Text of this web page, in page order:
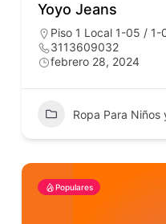
Yoyo Jeans
Piso 1 Local 1-05 /
3113609032
febrero 28, 2024
Ropa Para Niños
Populares